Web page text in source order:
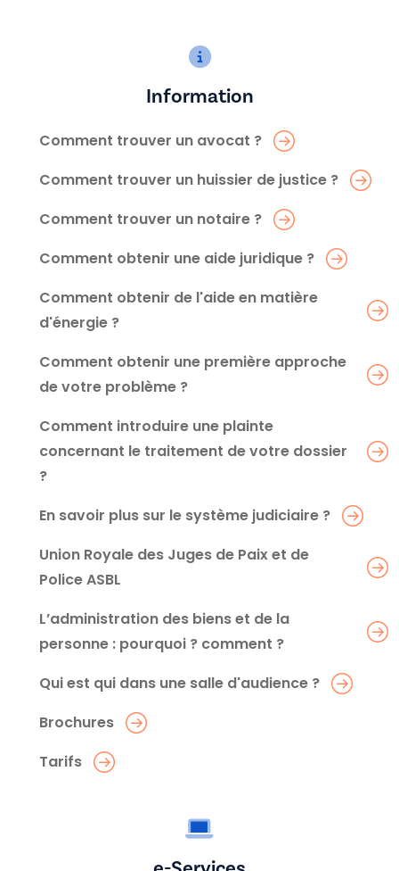
Information
Comment trouver un avocat ?
Comment trouver un huissier de justice ?
Comment trouver un notaire ?
Comment obtenir une aide juridique ?
Comment obtenir de l'aide en matière
d'énergie ?
Comment obtenir une première approche
de votre problème ?
Comment introduire une plainte
concernant le traitement de votre dossier
?
En savoir plus sur le système judiciaire ?
Union Royale des Juges de Paix et de
Police ASBL
L’administration des biens et de la
personne : pourquoi ? comment ?
Qui est qui dans une salle d'audience ?
Brochures
Tarifs